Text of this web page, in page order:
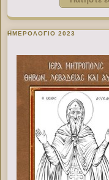
ΗΜΕΡΟΛΟΓΙΟ 2023